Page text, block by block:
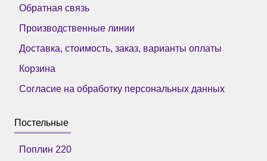
Обратная связь
Производственные линии
Доставка, стоимость, заказ, варианты оплаты
Корзина
Согласие на обработку персональных данных
Постельные
Поплин 220